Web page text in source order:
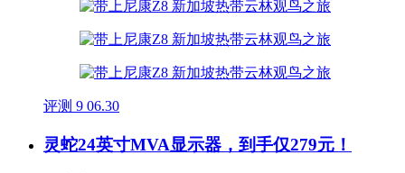
评测 9 06.30
灵蛇24英寸MVA显示器，到手仅279元！